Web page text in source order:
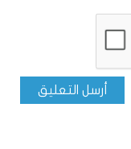
أرسل التعليق